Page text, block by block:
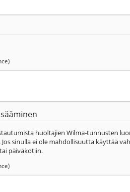
huoltajien Wilma-tunnusten
sinulla ei ole mahdollisuutta käyttää
päiväkotiin.